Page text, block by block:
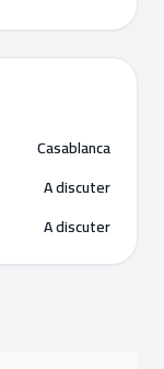
Casablanca
A discuter
A discuter